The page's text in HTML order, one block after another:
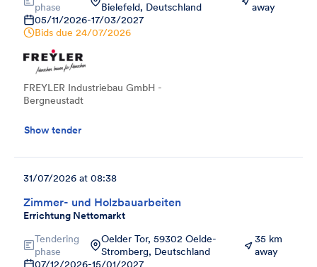
phase
Bielefeld, Deutschland
away
05/11/2026-17/03/2027
Bids due 24/07/2026
FREYLER Industriebau GmbH -
Bergneustadt
Show tender
Zimmer- und Holzbauarbeiten
Errichtung Nettomarkt
31/07/2026 at 08:38
Tendering
phase
Oelder Tor, 59302 Oelde-
Stromberg, Deutschland
35 km
away
07/12/2026-15/01/2027